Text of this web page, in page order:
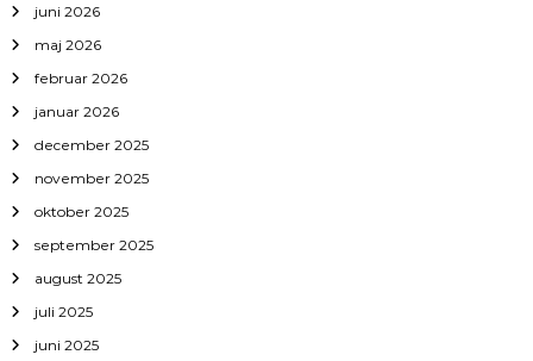
juni 2026
maj 2026
februar 2026
januar 2026
december 2025
november 2025
oktober 2025
september 2025
august 2025
juli 2025
juni 2025